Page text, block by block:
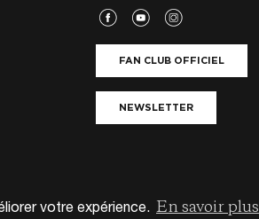
votre expérience. En savoir plus
FAN CLUB OFFICIEL
NEWSLETTER